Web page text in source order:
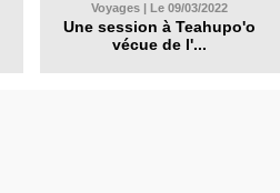
Voyages | Le 09/03/2022
Une session à Teahupo'o
vécue de l'...